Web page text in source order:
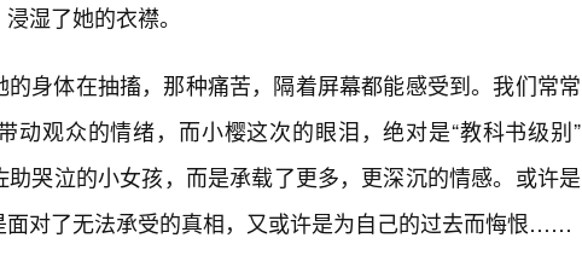
湿了她的衣襟。
身体在抽搐，那种痛苦，隔着屏幕都能感受到。我们常常
动观众的情绪，而小樱这次的眼泪，绝对是“教科书级别”
哭泣的小女孩，而是承载了更多，更深沉的情感。或许是
面对了无法承受的真相，又或许是为自己的过去而悔恨……